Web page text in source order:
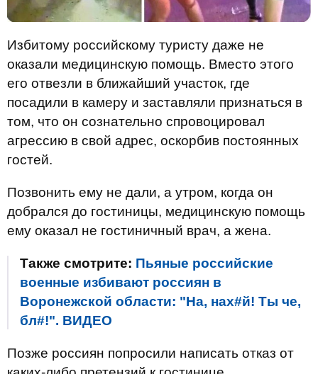
Избитому российскому туристу даже не
оказали медицинскую помощь. Вместо этого
его отвезли в ближайший участок, где
посадили в камеру и заставляли признаться в
том, что он сознательно спровоцировал
агрессию в свой адрес, оскорбив постоянных
гостей.
Позвонить ему не дали, а утром, когда он
добрался до гостиницы, медицинскую помощь
ему оказал не гостиничный врач, а жена.
Также смотрите: Пьяные российские
военные избивают россиян в
Воронежской области: "На, нах#й! Ты че,
бл#!". ВИДЕО
Позже россиян попросили написать отказ от